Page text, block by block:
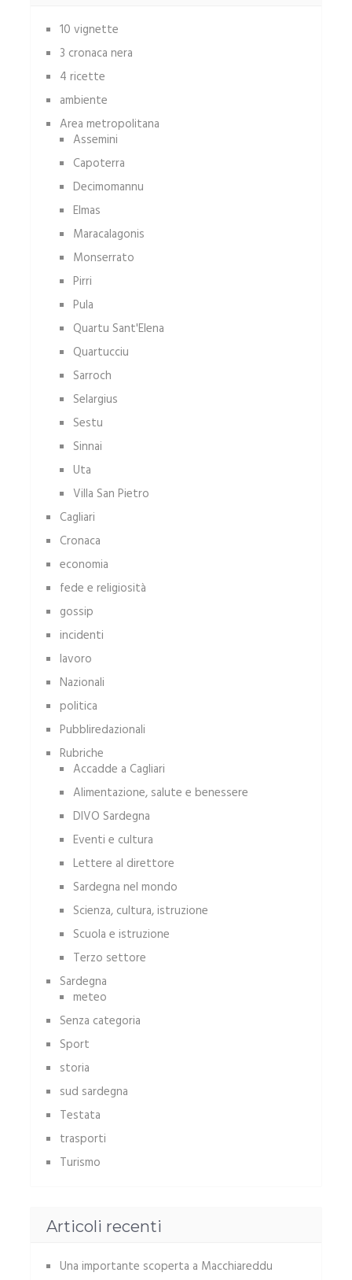
10 vignette
3 cronaca nera
4 ricette
ambiente
Area metropolitana
Assemini
Capoterra
Decimomannu
Elmas
Maracalagonis
Monserrato
Pirri
Pula
Quartu Sant'Elena
Quartucciu
Sarroch
Selargius
Sestu
Sinnai
Uta
Villa San Pietro
Cagliari
Cronaca
economia
fede e religiosità
gossip
incidenti
lavoro
Nazionali
politica
Pubbliredazionali
Rubriche
Accadde a Cagliari
Alimentazione, salute e benessere
DIVO Sardegna
Eventi e cultura
Lettere al direttore
Sardegna nel mondo
Scienza, cultura, istruzione
Scuola e istruzione
Terzo settore
Sardegna
meteo
Senza categoria
Sport
storia
sud sardegna
Testata
trasporti
Turismo
Articoli recenti
Una importante scoperta a Macchiareddu